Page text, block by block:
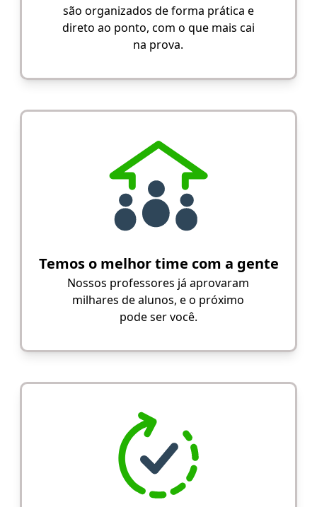
são organizados de forma prática e
direto ao ponto, com o que mais cai
na prova.
Temos o melhor time com a gente
Nossos professores já aprovaram
milhares de alunos, e o próximo
pode ser você.